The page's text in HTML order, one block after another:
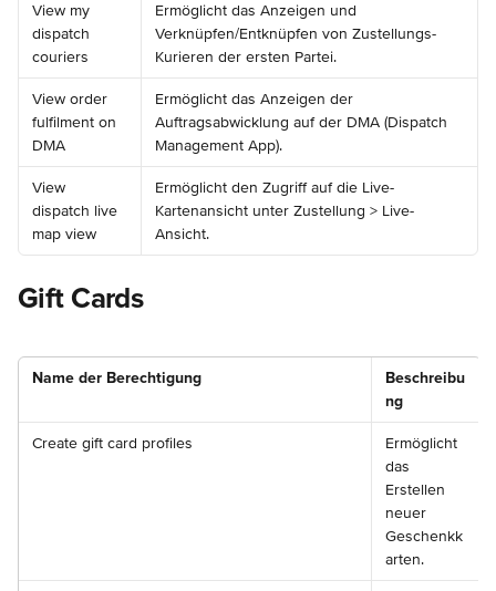
View my
dispatch
couriers
Ermöglicht das Anzeigen und
Verknüpfen/Entknüpfen von Zustellungs-
Kurieren der ersten Partei.
View order
fulfilment on
DMA
Ermöglicht das Anzeigen der
Auftragsabwicklung auf der DMA (Dispatch
Management App).
View
dispatch live
map view
Ermöglicht den Zugriff auf die Live-
Kartenansicht unter Zustellung > Live-
Ansicht.
Gift Cards
Name der Berechtigung
Beschreibu
ng
Create gift card profiles
Ermöglicht
das
Erstellen
neuer
Geschenkk
arten.